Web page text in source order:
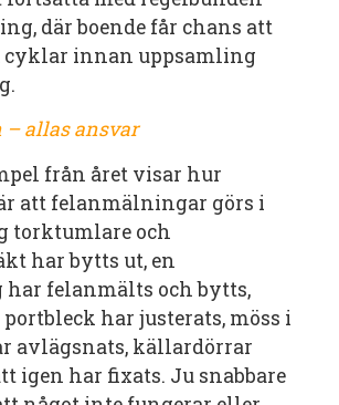
där boende får chans att
cyklar innan uppsamling
– allas ansvar
från året visar hur
att felanmälningar görs i
torktumlare och
har bytts ut, en
har felanmälts och bytts,
har justerats, möss i
avlägsnats, källardörrar
igen har fixats. Ju snabbare